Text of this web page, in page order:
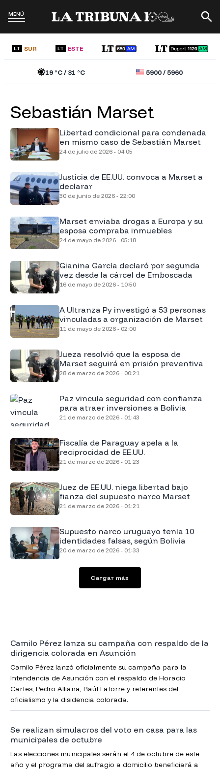
MENÚ
LT SUR LT ESTE
19°C /31 °C 5900/5960
Sebastián Marset
Libertad condicional para condenada
en mismo caso de Sebastián Marset
24 de julio de 2026 - 04:05
Justicia de EE.UU. convoca a Marset a
declarar
30 de junio de 2026 - 22:00
Marset enviaba drogas a Europa y su
esposa compraba inmuebles
24 de mayo de 2026 - 05:18
Gianina García declaró por segunda
vez desde la cárcel de Emboscada
16 de mayo de 2026 - 10:50
A Ultranza Py investigó a 53 personas
vinculadas a organización de Marset
11 de mayo de 2026 - 02:00
Jueza resolvió que la esposa de
Marset seguirá en prisión preventiva
28 de marzo de 2026 - 00:21
Paz vincula seguridad con confianza
para atraer inversiones a Bolivia
21 de marzo de 2026 - 01:43
Fiscalía de Paraguay apela a la
reciprocidad de EE.UU.
21 de marzo de 2026 - 01:23
Juez de EE.UU. niega libertad bajo
fianza del supuesto narco Marset
21 de marzo de 2026 - 01:21
Supuesto narco uruguayo tenía 10
identidades falsas, según Bolivia
20 de marzo de 2026 - 01:33
Cargar más
Camilo Pérez lanza su campaña con respaldo de la
dirigencia colorada en Asunción
Camilo Pérez lanzó oficialmente su campaña para la
Intendencia de Asunción con el respaldo de Horacio
Cartes, Pedro Alliana, Raúl Latorre y referentes del
oficialismo y la disidencia colorada.
Se realizan simulacros del voto en casa para las
municipales de octubre
Las elecciones municipales serán el 4 de octubre de este
año y el programa del sufragio a domicilio beneficiará a